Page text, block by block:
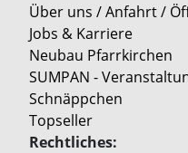
Über uns / Anfahrt /
Jobs & Karriere
Neubau Pfarrkirchen
SUMPAN -
Schnäppchen
Topseller
Rechtliches: